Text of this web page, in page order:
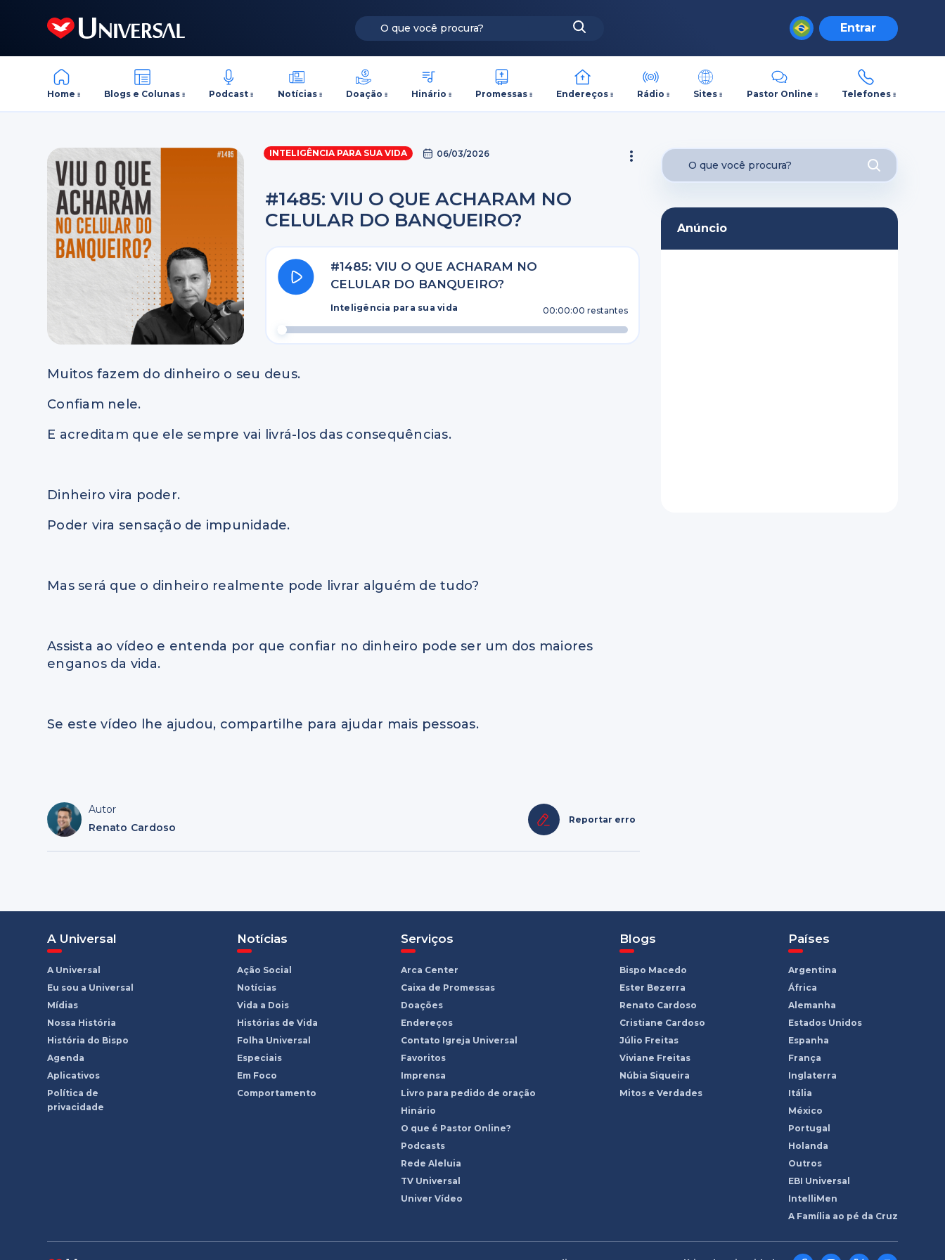
Entrar
Home Blogs e Colunas Podcast Notícias Doação Hinário Promessas Endereços Rádio Sites Pastor Online Telefones
INTELIGÊNCIA PARA SUA VIDA 06/03/2026
#1485: VIU O QUE ACHARAM NO
CELULAR DO BANQUEIRO?
#1485: VIU O QUE ACHARAM NO
CELULAR DO BANQUEIRO?
Inteligência para sua vida 00:00:00 restantes
Muitos fazem do dinheiro o seu deus.
Confiam nele.
E acreditam que ele sempre vai livrá-los das consequências.
Dinheiro vira poder.
Poder vira sensação de impunidade.
Mas será que o dinheiro realmente pode livrar alguém de tudo?
Assista ao vídeo e entenda por que confiar no dinheiro pode ser um dos maiores
enganos da vida.
Se este vídeo lhe ajudou, compartilhe para ajudar mais pessoas.
Autor
Renato Cardoso
Reportar erro
Anúncio
A Universal
A Universal
Eu sou a Universal
Mídias
Nossa História
História do Bispo
Agenda
Aplicativos
Política de
privacidade
Notícias
Ação Social
Notícias
Vida a Dois
Histórias de Vida
Folha Universal
Especiais
Em Foco
Comportamento
Serviços
Arca Center
Caixa de Promessas
Doações
Endereços
Contato Igreja Universal
Favoritos
Imprensa
Livro para pedido de oração
Hinário
O que é Pastor Online?
Podcasts
Rede Aleluia
TV Universal
Univer Vídeo
Blogs
Bispo Macedo
Ester Bezerra
Renato Cardoso
Cristiane Cardoso
Júlio Freitas
Viviane Freitas
Núbia Siqueira
Mitos e Verdades
Países
Argentina
África
Alemanha
Estados Unidos
Espanha
França
Inglaterra
Itália
México
Portugal
Holanda
Outros
EBI Universal
IntelliMen
A Família ao pé da Cruz